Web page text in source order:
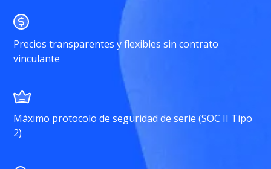
Precios transparentes y flexibles sin contrato
vinculante
Máximo protocolo de seguridad de serie (SOC II Tipo
2)